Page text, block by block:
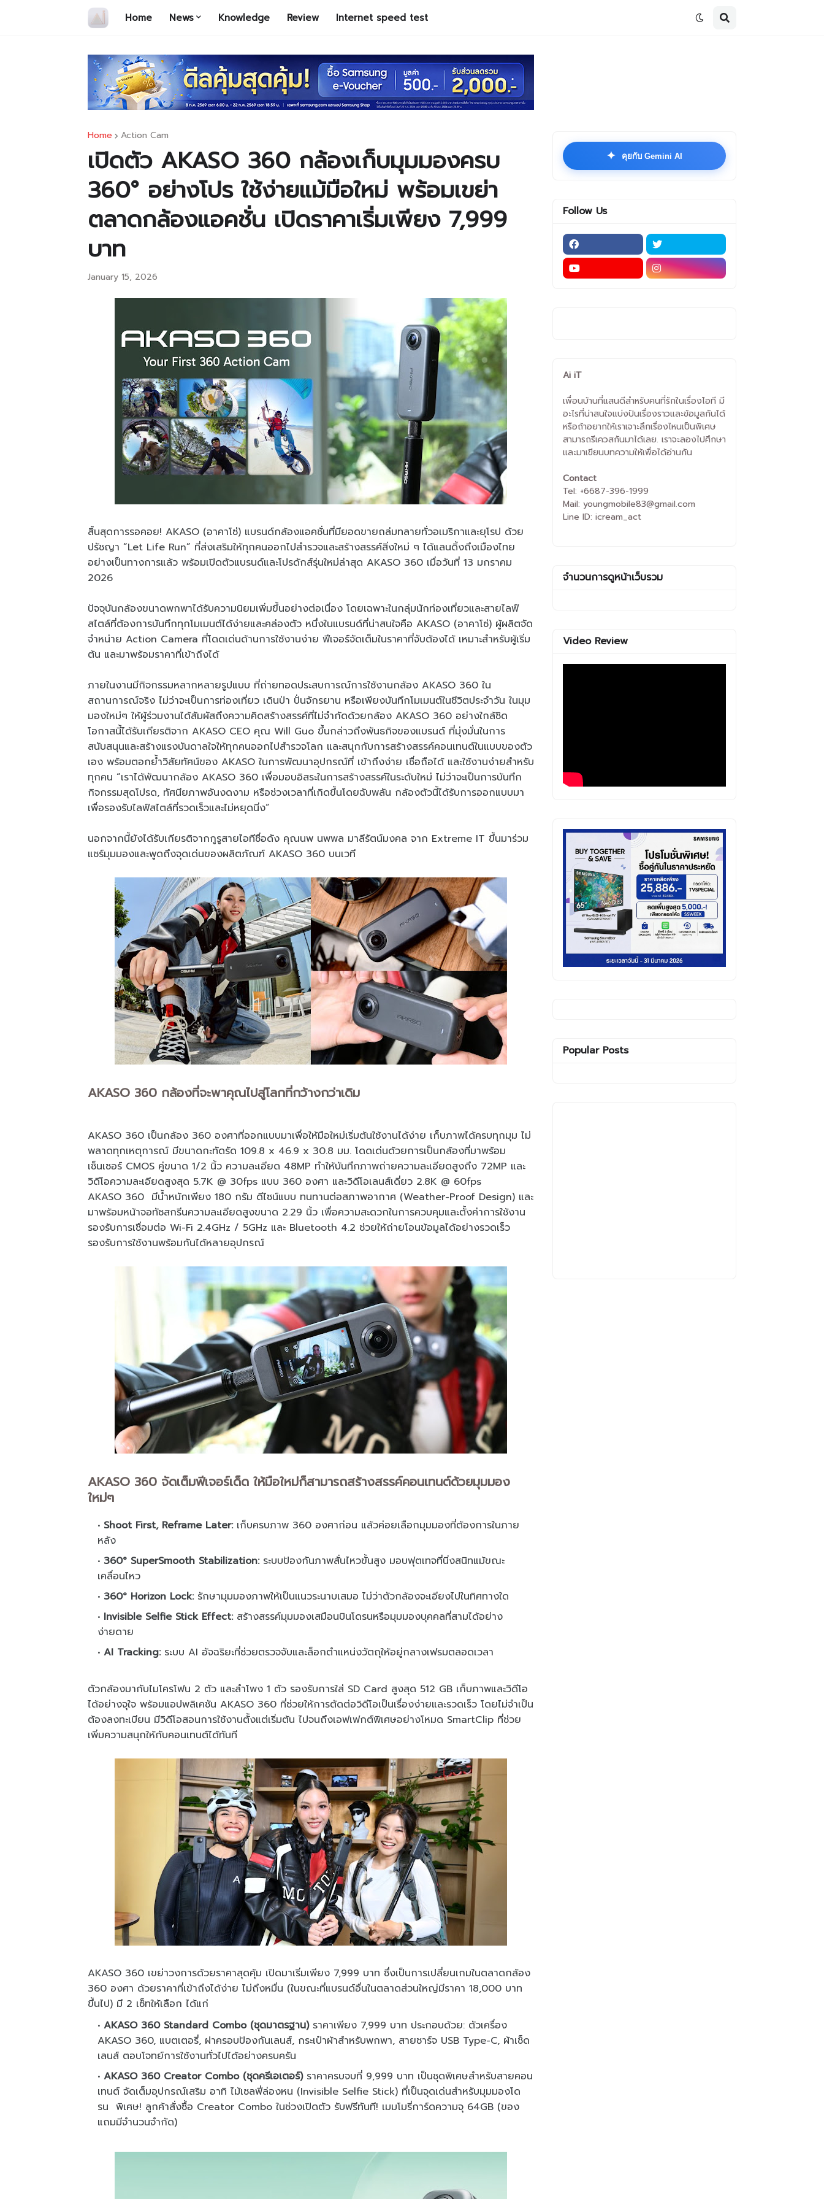
Home News Knowledge Review Internet speed test
Home Action Cam
เปิดตัว AKASO 360 กล้องเก็บมุมมองครบ
360° อย่างโปร ใช้ง่ายแม้มือใหม่ พร้อมเขย่า
ตลาดกล้องแอคชั่น เปิดราคาเริ่มเพียง 7,999
บาท
January 15, 2026
สิ้นสุดการรอคอย! AKASO (อาคาโซ่) แบรนด์กล้องแอคชั่นที่มียอดขายถล่มทลายทั่วอเมริกาและยุโรป ด้วย
ปรัชญา “Let Life Run” ที่ส่งเสริมให้ทุกคนออกไปสำรวจและสร้างสรรค์สิ่งใหม่ ๆ ได้แลนดิ้งถึงเมืองไทย
อย่างเป็นทางการแล้ว พร้อมเปิดตัวแบรนด์และโปรดักส์รุ่นใหม่ล่าสุด AKASO 360 เมื่อวันที่ 13 มกราคม
2026
ปัจจุบันกล้องขนาดพกพาได้รับความนิยมเพิ่มขึ้นอย่างต่อเนื่อง โดยเฉพาะในกลุ่มนักท่องเที่ยวและสายไลฟ์
สไตล์ที่ต้องการบันทึกทุกโมเมนต์ได้ง่ายและคล่องตัว หนึ่งในแบรนด์ที่น่าสนใจคือ AKASO (อาคาโซ่) ผู้ผลิตจัด
จำหน่าย Action Camera ที่โดดเด่นด้านการใช้งานง่าย ฟีเจอร์จัดเต็มในราคาที่จับต้องได้ เหมาะสำหรับผู้เริ่ม
ต้น และมาพร้อมราคาที่เข้าถึงได้
ภายในงานมีกิจกรรมหลากหลายรูปแบบ ที่ถ่ายทอดประสบการณ์การใช้งานกล้อง AKASO 360 ใน
สถานการณ์จริง ไม่ว่าจะเป็นการท่องเที่ยว เดินป่า ปั่นจักรยาน หรือเพียงบันทึกโมเมนต์ในชีวิตประจำวัน ในมุม
มองใหม่ๆ ให้ผู้ร่วมงานได้สัมผัสถึงความคิดสร้างสรรค์ที่ไม่จำกัดด้วยกล้อง AKASO 360 อย่างใกล้ชิด
โอกาสนี้ได้รับเกียรติจาก AKASO CEO คุณ Will Guo ขึ้นกล่าวถึงพันธกิจของแบรนด์ ที่มุ่งมั่นในการ
สนับสนุนและสร้างแรงบันดาลใจให้ทุกคนออกไปสำรวจโลก และสนุกกับการสร้างสรรค์คอนเทนต์ในแบบของตัว
เอง พร้อมตอกย้ำวิสัยทัศน์ของ AKASO ในการพัฒนาอุปกรณ์ที่ เข้าถึงง่าย เชื่อถือได้ และใช้งานง่ายสำหรับ
ทุกคน “เราได้พัฒนากล้อง AKASO 360 เพื่อมอบอิสระในการสร้างสรรค์ในระดับใหม่ ไม่ว่าจะเป็นการบันทึก
กิจกรรมสุดโปรด, ทัศนียภาพอันงดงาม หรือช่วงเวลาที่เกิดขึ้นโดยฉับพลัน กล้องตัวนี้ได้รับการออกแบบมา
เพื่อรองรับไลฟ์สไตล์ที่รวดเร็วและไม่หยุดนิ่ง”
นอกจากนี้ยังได้รับเกียรติจากกูรูสายไอทีชื่อดัง คุณนพ นพพล มาลีรัตน์มงคล จาก Extreme IT ขึ้นมาร่วม
แชร์มุมมองและพูดถึงจุดเด่นของผลิตภัณฑ์ AKASO 360 บนเวที
AKASO 360 กล้องที่จะพาคุณไปสู่โลกที่กว้างกว่าเดิม
AKASO 360 เป็นกล้อง 360 องศาที่ออกแบบมาเพื่อให้มือใหม่เริ่มต้นใช้งานได้ง่าย เก็บภาพได้ครบทุกมุม ไม่
พลาดทุกเหตุการณ์ มีขนาดกะทัดรัด 109.8 x 46.9 x 30.8 มม. โดดเด่นด้วยการเป็นกล้องที่มาพร้อม
เซ็นเซอร์ CMOS คู่ขนาด 1/2 นิ้ว ความละเอียด 48MP ทำให้บันทึกภาพถ่ายความละเอียดสูงถึง 72MP และ
วิดีโอความละเอียดสูงสุด 5.7K @ 30fps แบบ 360 องศา และวิดีโอเลนส์เดี่ยว 2.8K @ 60fps
AKASO 360 มีน้ำหนักเพียง 180 กรัม ดีไซน์แบบ ทนทานต่อสภาพอากาศ (Weather-Proof Design) และ
มาพร้อมหน้าจอทัชสกรีนความละเอียดสูงขนาด 2.29 นิ้ว เพื่อความสะดวกในการควบคุมและตั้งค่าการใช้งาน
รองรับการเชื่อมต่อ Wi-Fi 2.4GHz / 5GHz และ Bluetooth 4.2 ช่วยให้ถ่ายโอนข้อมูลได้อย่างรวดเร็ว
รองรับการใช้งานพร้อมกันได้หลายอุปกรณ์
AKASO 360 จัดเต็มฟีเจอร์เด็ด ให้มือใหม่ก็สามารถสร้างสรรค์คอนเทนต์ด้วยมุมมอง
ใหม่ๆ
Shoot First, Reframe Later:เก็บครบภาพ 360 องศาก่อน แล้วค่อยเลือกมุมมองที่ต้องการในภาย
หลัง
360° SuperSmooth Stabilization: ระบบป้องกันภาพสั่นไหวขั้นสูง มอบฟุตเทจที่นิ่งสนิทแม้ขณะ
เคลื่อนไหว
360° Horizon Lock: รักษามุมมองภาพให้เป็นแนวระนาบเสมอ ไม่ว่าตัวกล้องจะเอียงไปในทิศทางใด
Invisible Selfie Stick Effect: สร้างสรรค์มุมมองเสมือนบินโดรนหรือมุมมองบุคคลที่สามได้อย่าง
ง่ายดาย
AI Tracking: ระบบ AI อัจฉริยะที่ช่วยตรวจจับและล็อกตำแหน่งวัตถุให้อยู่กลางเฟรมตลอดเวลา
ตัวกล้องมากับไมโครโฟน 2 ตัว และลำโพง 1 ตัว รองรับการใส่ SD Card สูงสุด 512 GB เก็บภาพและวิดีโอ
ได้อย่างจุใจ พร้อมแอปพลิเคชัน AKASO 360 ที่ช่วยให้การตัดต่อวิดีโอเป็นเรื่องง่ายและรวดเร็ว โดยไม่จำเป็น
ต้องลงทะเบียน มีวิดีโอสอนการใช้งานตั้งแต่เริ่มต้น ไปจนถึงเอฟเฟกต์พิเศษอย่างโหมด SmartClip ที่ช่วย
เพิ่มความสนุกให้กับคอนเทนต์ได้ทันที
AKASO 360 เขย่าวงการด้วยราคาสุดคุ้ม เปิดมาเริ่มเพียง 7,999 บาท ซึ่งเป็นการเปลี่ยนเกมในตลาดกล้อง
360 องศา ด้วยราคาที่เข้าถึงได้ง่าย ไม่ถึงหมื่น (ในขณะที่แบรนด์อื่นในตลาดส่วนใหญ่มีราคา 18,000 บาท
ขึ้นไป) มี 2 เซ็ทให้เลือก ได้แก่
AKASO 360 Standard Combo (ชุดมาตรฐาน) ราคาเพียง 7,999 บาท ประกอบด้วย: ตัวเครื่อง
AKASO 360, แบตเตอรี่, ฝาครอบป้องกันเลนส์, กระเป๋าผ้าสำหรับพกพา, สายชาร์จ USB Type-C, ผ้าเช็ด
เลนส์ ตอบโจทย์การใช้งานทั่วไปได้อย่างครบครัน
AKASO 360 Creator Combo (ชุดครีเอเตอร์)ราคาครบจบที่ 9,999 บาท เป็นชุดพิเศษสำหรับสายคอน
เทนต์ จัดเต็มอุปกรณ์เสริม อาทิ ไม้เซลฟี่ล่องหน (Invisible Selfie Stick) ที่เป็นจุดเด่นสำหรับมุมมองโด
รน พิเศษ! ลูกค้าสั่งซื้อ Creator Combo ในช่วงเปิดตัว รับฟรีทันที! เมมโมรี่การ์ดความจุ 64GB (ของ
แถมมีจำนวนจำกัด)
✦ คุยกับ Gemini AI
Follow Us
Ai iT
เพื่อนบ้านที่แสนดีสำหรับคนที่รักในเรื่องไอที มี
อะไรที่น่าสนใจแบ่งปันเรื่องราวและข้อมูลกันได้
หรือถ้าอยากให้เราเจาะลึกเรื่องไหนเป็นพิเศษ
สามารถรีเควสกันมาได้เลย. เราจะลองไปศึกษา
และมาเขียนบทความให้เพื่อได้อ่านกัน
Contact
Tel: +6687-396-1999
Mail: youngmobile83@gmail.com
Line ID: icream_act
จำนวนการดูหน้าเว็บรวม
Video Review
Popular Posts